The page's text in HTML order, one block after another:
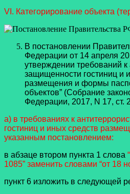
VI. Категорирование объекта
В постановлении
Федерации от 14 апреля
утверждении требований к
защищенности гостиниц и
размещения и формы
объектов” (Собрание
Федерации, 2017, N 17, ст.
а) в требованиях к
гостиниц и иных средств
указанным постановлением:
в абзаце втором пункта 1 слова
1085” заменить словами “от 18
пункт 6 изложить в следующей